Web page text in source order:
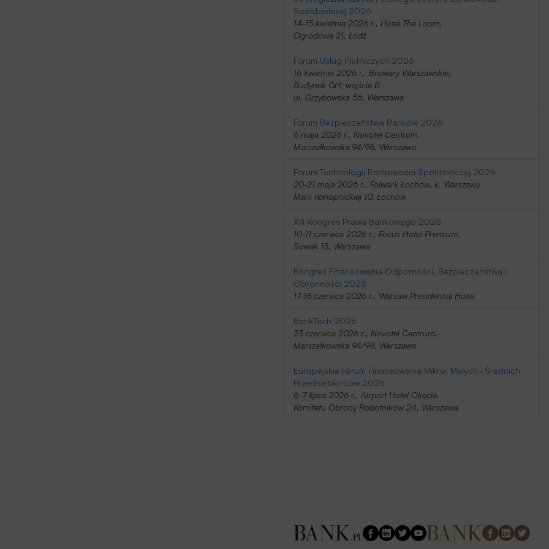
Spółdzielczej 2026
14-15 kwietnia 2026 r., Hotel The Loom,
Ogrodowa 21, Łódź
Forum Usług Płatniczych 2026
16 kwietnia 2026 r., Browary Warszawskie,
Budynek GH; wejście B
ul. Grzybowska 56, Warszawa
Forum Bezpieczeństwa Banków 2026
6 maja 2026 r., Novotel Centrum,
Marszałkowska 94/98, Warszawa
Forum Technologii Bankowości Spółdzielczej 2026
20-21 maja 2026 r., Folwark Łochów, k. Warszawy,
Marii Konopnickiej 10, Łochów
XIII Kongres Prawa Bankowego 2026
10-11 czerwca 2026 r., Focus Hotel Premium,
Suwak 15, Warszawa
Kongres Finansowania Odporności, Bezpieczeństwa i
Obronności 2026
17-18 czerwca 2026 r., Warsaw Presidential Hotel
BankTech 2026
23 czerwca 2026 r., Novotel Centrum,
Marszałkowska 94/98, Warszawa
Europejskie Forum Finansowania Mikro, Małych i Średnich
Przedsiębiorców 2026
6-7 lipca 2026 r., Airport Hotel Okęcie,
Komitetu Obrony Robotników 24, Warszawa